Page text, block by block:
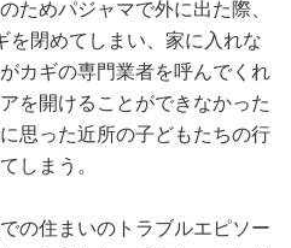
ためパジャマで外に出た際、
を閉めてしまい、家に入れな
カギの専門業者を呼んでくれ
を開けることができなかった
思った近所の子どもたちの行
しまう。
の住まいのトラブルエピソー